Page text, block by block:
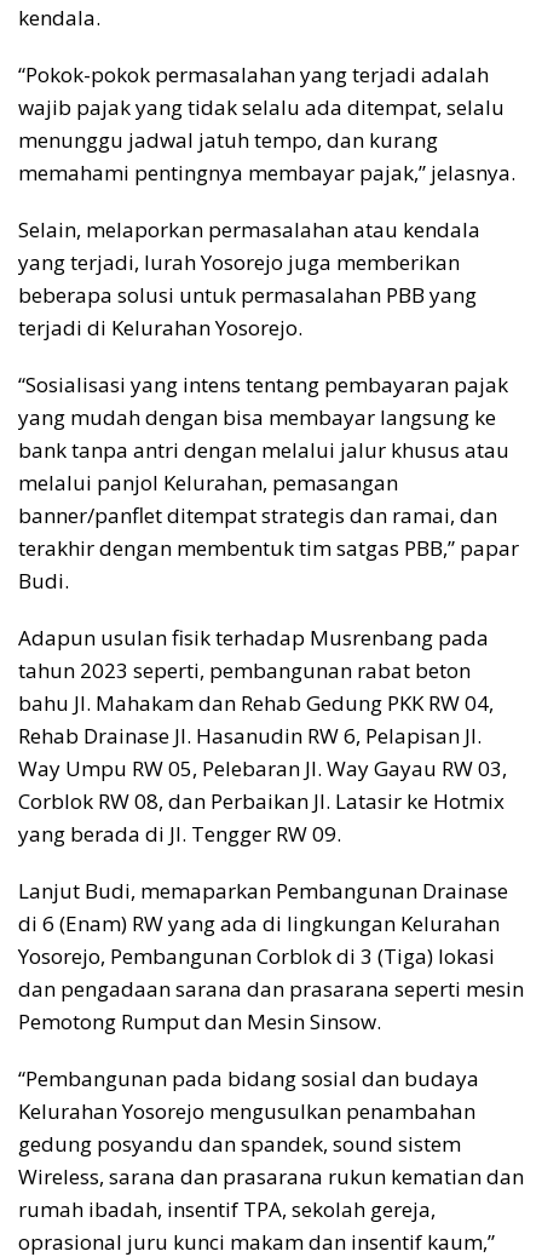
kendala.
“Pokok-pokok permasalahan yang terjadi adalah
wajib pajak yang tidak selalu ada ditempat, selalu
menunggu jadwal jatuh tempo, dan kurang
memahami pentingnya membayar pajak,” jelasnya.
Selain, melaporkan permasalahan atau kendala
yang terjadi, lurah Yosorejo juga memberikan
beberapa solusi untuk permasalahan PBB yang
terjadi di Kelurahan Yosorejo.
“Sosialisasi yang intens tentang pembayaran pajak
yang mudah dengan bisa membayar langsung ke
bank tanpa antri dengan melalui jalur khusus atau
melalui panjol Kelurahan, pemasangan
banner/panflet ditempat strategis dan ramai, dan
terakhir dengan membentuk tim satgas PBB,” papar
Budi.
Adapun usulan fisik terhadap Musrenbang pada
tahun 2023 seperti, pembangunan rabat beton
bahu Jl. Mahakam dan Rehab Gedung PKK RW 04,
Rehab Drainase Jl. Hasanudin RW 6, Pelapisan Jl.
Way Umpu RW 05, Pelebaran Jl. Way Gayau RW 03,
Corblok RW 08, dan Perbaikan Jl. Latasir ke Hotmix
yang berada di Jl. Tengger RW 09.
Lanjut Budi, memaparkan Pembangunan Drainase
di 6 (Enam) RW yang ada di lingkungan Kelurahan
Yosorejo, Pembangunan Corblok di 3 (Tiga) lokasi
dan pengadaan sarana dan prasarana seperti mesin
Pemotong Rumput dan Mesin Sinsow.
“Pembangunan pada bidang sosial dan budaya
Kelurahan Yosorejo mengusulkan penambahan
gedung posyandu dan spandek, sound sistem
Wireless, sarana dan prasarana rukun kematian dan
rumah ibadah, insentif TPA, sekolah gereja,
oprasional juru kunci makam dan insentif kaum,”